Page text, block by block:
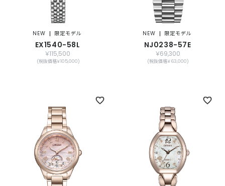
限定モデル
NEW
EX1540-58L
￥115,500
(税抜価格￥105,000)
限定モデル
NEW
NJ0238-57E
￥69,300
(税抜価格￥63,000)